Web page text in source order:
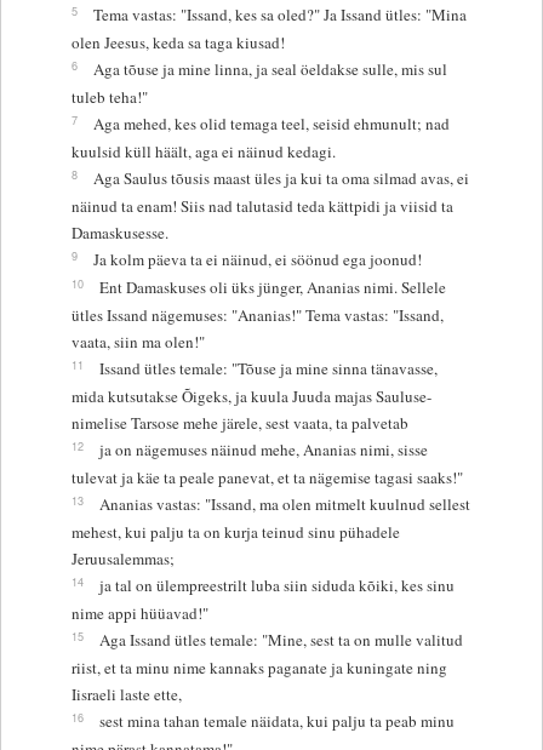
5
Tema vastas: "Issand, kes sa oled?" Ja Issand ütles: "Mina
olen Jeesus, keda sa taga kiusad!
6
Aga tõuse ja mine linna, ja seal öeldakse sulle, mis sul
tuleb teha!"
7
Aga mehed, kes olid temaga teel, seisid ehmunult; nad
kuulsid küll häält, aga ei näinud kedagi.
8
Aga Saulus tõusis maast üles ja kui ta oma silmad avas, ei
näinud ta enam! Siis nad talutasid teda kättpidi ja viisid ta
Damaskusesse.
9 Ja kolm päeva ta ei näinud, ei söönud ega joonud!
10
Ent Damaskuses oli üks jünger, Ananias nimi. Sellele
ütles Issand nägemuses: "Ananias!" Tema vastas: "Issand,
vaata, siin ma olen!"
11
Issand ütles temale: "Tõuse ja mine sinna tänavasse,
mida kutsutakse Õigeks, ja kuula Juuda majas Sauluse-
nimelise Tarsose mehe järele, sest vaata, ta palvetab
12
ja on nägemuses näinud mehe, Ananias nimi, sisse
tulevat ja käe ta peale panevat, et ta nägemise tagasi saaks!"
13
Ananias vastas: "Issand, ma olen mitmelt kuulnud sellest
mehest, kui palju ta on kurja teinud sinu pühadele
Jeruusalemmas;
14
ja tal on ülempreestrilt luba siin siduda kõiki, kes sinu
nime appi hüüavad!"
15
Aga Issand ütles temale: "Mine, sest ta on mulle valitud
riist, et ta minu nime kannaks paganate ja kuningate ning
Iisraeli laste ette,
16
sest mina tahan temale näidata, kui palju ta peab minu